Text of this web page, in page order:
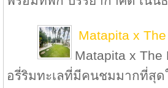
Matapita x
Matapita x The
อรี่ริมทะเลที่มีคนชมมากที่สุด